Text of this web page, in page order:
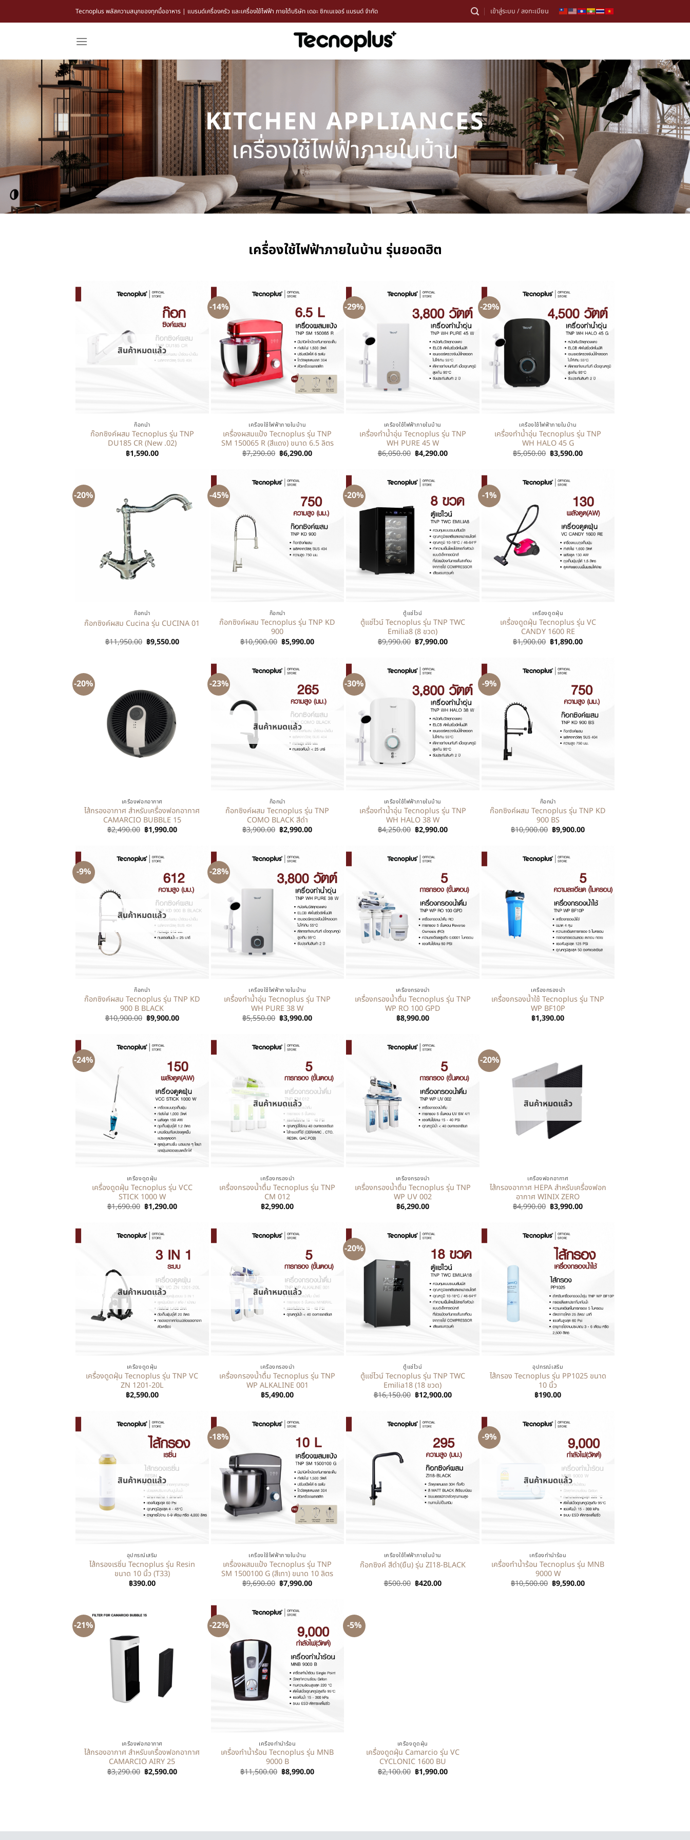
Tecnoplus พลัสความสนุกของทุกมื้ออาหาร | แบรนด์เครื่องครัว และเครื่องใช้ไฟฟ้า ภายใต้บริษัท เดอะ ซิกเนเจอร์ แบรนด์ จำกัด เข้าสู่ระบบ / ลงทะเบียน
KITCHEN APPLIANCES
เครื่องใช้ไฟฟ้าภายในบ้าน
เครื่องใช้ไฟฟ้าภายในบ้าน รุ่นยอดฮิต
สินค้าหมดแล้ว
ก๊อกน้ำ
ก๊อกซิงค์ผสม Tecnoplus รุ่น TNP
DU185 CR (New .02)
฿1,590.00
-14%
เครื่องใช้ไฟฟ้าภายในบ้าน
เครื่องผสมแป้ง Tecnoplus รุ่น TNP
SM 150065 R (สีแดง) ขนาด 6.5 ลิตร
฿7,290.00 ฿6,290.00
-29%
เครื่องใช้ไฟฟ้าภายในบ้าน
เครื่องทำน้ำอุ่น Tecnoplus รุ่น TNP
WH PURE 45 W
฿6,050.00 ฿4,290.00
-29%
เครื่องใช้ไฟฟ้าภายในบ้าน
เครื่องทำน้ำอุ่น Tecnoplus รุ่น TNP
WH HALO 45 G
฿5,050.00 ฿3,590.00
-20%
ก๊อกน้ำ
ก๊อกซิงค์ผสม Cucina รุ่น CUCINA 01
฿11,950.00 ฿9,550.00
-45%
ก๊อกน้ำ
ก๊อกซิงค์ผสม Tecnoplus รุ่น TNP KD
900
฿10,900.00 ฿5,990.00
-20%
ตู้แช่ไวน์
ตู้แช่ไวน์ Tecnoplus รุ่น TNP TWC
Emilia8 (8 ขวด)
฿9,990.00 ฿7,990.00
-1%
เครื่องดูดฝุ่น
เครื่องดูดฝุ่น Tecnoplus รุ่น VC
CANDY 1600 RE
฿1,900.00 ฿1,890.00
-20%
เครื่องฟอกอากาศ
ไส้กรองอากาศ สำหรับเครื่องฟอกอากาศ
CAMARCIO BUBBLE 15
฿2,490.00 ฿1,990.00
-23%
สินค้าหมดแล้ว
ก๊อกน้ำ
ก๊อกซิงค์ผสม Tecnoplus รุ่น TNP
COMO BLACK สีดำ
฿3,900.00 ฿2,990.00
-30%
เครื่องใช้ไฟฟ้าภายในบ้าน
เครื่องทำน้ำอุ่น Tecnoplus รุ่น TNP
WH HALO 38 W
฿4,250.00 ฿2,990.00
-9%
ก๊อกน้ำ
ก๊อกซิงค์ผสม Tecnoplus รุ่น TNP KD
900 BS
฿10,900.00 ฿9,900.00
-9%
สินค้าหมดแล้ว
ก๊อกน้ำ
ก๊อกซิงค์ผสม Tecnoplus รุ่น TNP KD
900 B BLACK
฿10,900.00 ฿9,900.00
-28%
เครื่องใช้ไฟฟ้าภายในบ้าน
เครื่องทำน้ำอุ่น Tecnoplus รุ่น TNP
WH PURE 38 W
฿5,550.00 ฿3,990.00
เครื่องกรองน้ำ
เครื่องกรองน้ำดื่ม Tecnoplus รุ่น TNP
WP RO 100 GPD
฿8,990.00
เครื่องกรองน้ำ
เครื่องกรองน้ำใช้ Tecnoplus รุ่น TNP
WP BF10P
฿1,390.00
-24%
เครื่องดูดฝุ่น
เครื่องดูดฝุ่น Tecnoplus รุ่น VCC
STICK 1000 W
฿1,690.00 ฿1,290.00
สินค้าหมดแล้ว
เครื่องกรองน้ำ
เครื่องกรองน้ำดื่ม Tecnoplus รุ่น TNP
CM 012
฿2,990.00
เครื่องกรองน้ำ
เครื่องกรองน้ำดื่ม Tecnoplus รุ่น TNP
WP UV 002
฿6,290.00
-20%
สินค้าหมดแล้ว
เครื่องฟอกอากาศ
ไส้กรองอากาศ HEPA สำหรับเครื่องฟอก
อากาศ WINIX ZERO
฿4,990.00 ฿3,990.00
สินค้าหมดแล้ว
เครื่องดูดฝุ่น
เครื่องดูดฝุ่น Tecnoplus รุ่น TNP VC
ZN 1201-20L
฿2,590.00
สินค้าหมดแล้ว
เครื่องกรองน้ำ
เครื่องกรองน้ำดื่ม Tecnoplus รุ่น TNP
WP ALKALINE 001
฿5,490.00
-20%
ตู้แช่ไวน์
ตู้แช่ไวน์ Tecnoplus รุ่น TNP TWC
Emilia18 (18 ขวด)
฿16,150.00 ฿12,900.00
อุปกรณ์เสริม
ไส้กรอง Tecnoplus รุ่น PP1025 ขนาด
10 นิ้ว
฿190.00
สินค้าหมดแล้ว
อุปกรณ์เสริม
ไส้กรองเรซิ่น Tecnoplus รุ่น Resin
ขนาด 10 นิ้ว (T33)
฿390.00
-18%
เครื่องใช้ไฟฟ้าภายในบ้าน
เครื่องผสมแป้ง Tecnoplus รุ่น TNP
SM 1500100 G (สีเทา) ขนาด 10 ลิตร
฿9,690.00 ฿7,990.00
เครื่องใช้ไฟฟ้าภายในบ้าน
ก๊อกซิงค์ สีดำ(ยืน) รุ่น ZI18-BLACK
฿500.00 ฿420.00
-9%
สินค้าหมดแล้ว
เครื่องทำน้ำร้อน
เครื่องทำน้ำร้อน Tecnoplus รุ่น MNB
9000 W
฿10,500.00 ฿9,590.00
-21%
เครื่องฟอกอากาศ
ไส้กรองอากาศ สำหรับเครื่องฟอกอากาศ
CAMARCIO AIRY 25
฿3,290.00 ฿2,590.00
-22%
เครื่องทำน้ำร้อน
เครื่องทำน้ำร้อน Tecnoplus รุ่น MNB
9000 B
฿11,500.00 ฿8,990.00
-5%
เครื่องดูดฝุ่น
เครื่องดูดฝุ่น Camarcio รุ่น VC
CYCLONIC 1600 BU
฿2,100.00 ฿1,990.00